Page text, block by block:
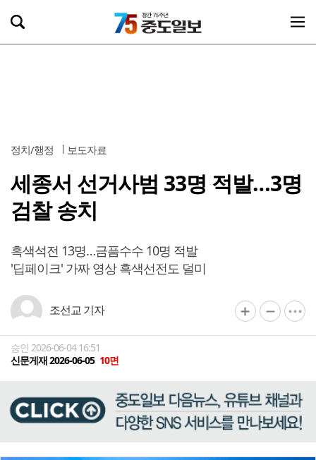
정치/행정 보도자료
세종서 선거사범 33명 적발…3명
검찰 송치
흑색석전 13명…금픔수수 10명 적발
'딥페이크' 가짜 영상 흑색선전도 덜미
조선교 기자
승인 2026-06-04 16:51
신문게재 2026-06-05 10면